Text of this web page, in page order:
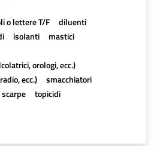
o lettere T/F
diluenti
isolanti
mastici
orologi, ecc.)
ecc.)
smacchiatori
topicidi